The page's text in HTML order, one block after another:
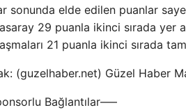
sonunda elde edilen puanlar
29 puanla ikinci sırada yer
21 puanla ikinci sırada
(guzelhaber.net) Güzel Haber
Bağlantılar—–